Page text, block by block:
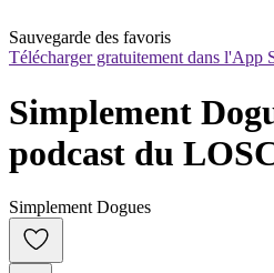
Sauvegarde des favoris
Télécharger gratuitement dans l'App
Simplement
podcast du
Simplement Dogues